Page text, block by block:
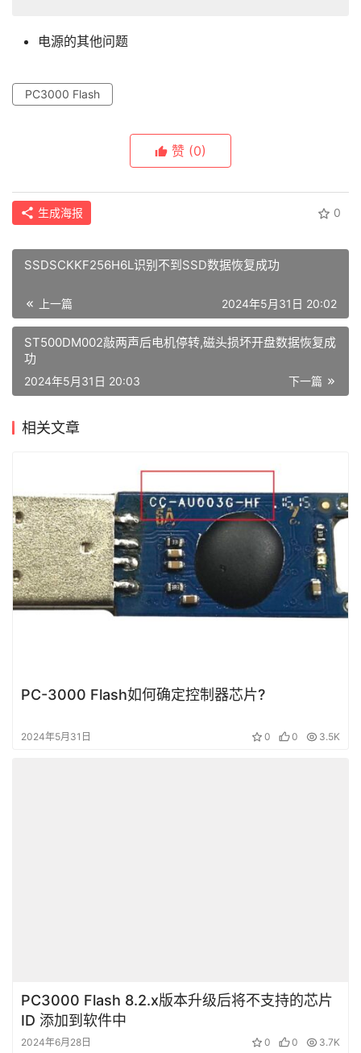
电源的其他问题
PC3000 Flash
赞 (0)
生成海报 0
SSDSCKKF256H6L识别不到SSD数据恢复成功
上一篇 2024年5月31日 20:02
ST500DM002敲两声后电机停转,磁头损坏开盘数据恢复成
功
下一篇
2024年5月31日 20:03
相关文章
PC-3000 Flash如何确定控制器芯片?
2024年5月31日 0 0 3.5K
PC3000 Flash 8.2.x版本升级后将不支持的芯片
ID 添加到软件中
2024年6月28日 0 0 3.7K